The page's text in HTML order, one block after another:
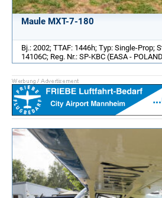
Maule MXT-7-180
Bj.: 2002; TTAF: 1446h; Typ: Single-Prop;
14106C; Reg. Nr.: SP-KBC (EASA -